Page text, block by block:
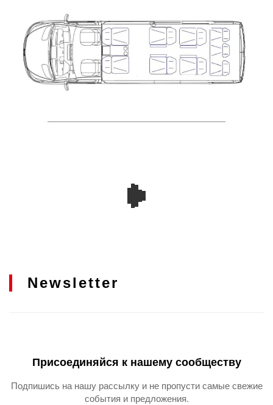
Newsletter
Присоединяйся к нашему сообществу
Подпишись на нашу рассылку и не пропусти самые свежие
события и предложения.